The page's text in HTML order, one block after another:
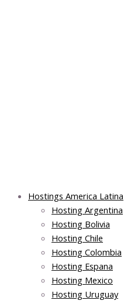
Hostings America Latina
Hosting Argentina
Hosting Bolivia
Hosting Chile
Hosting Colombia
Hosting Espana
Hosting Mexico
Hosting Uruguay